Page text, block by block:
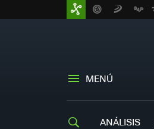
MENÚ
ANÁLISIS